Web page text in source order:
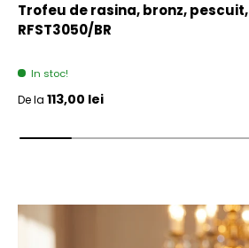
Trofeu de rasina, bronz, pescuit,
RFST3050/BR
In stoc!
Pret initial
De la 113,00 lei